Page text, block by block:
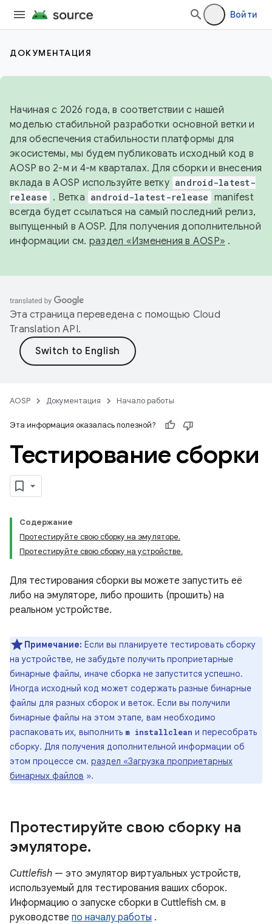
Войти
ДОКУМЕНТАЦИЯ
Начиная с 2026 года, в соответствии с нашей
моделью стабильной разработки основной ветки и
для обеспечения стабильности платформы для
экосистемы, мы будем публиковать исходный код в
AOSP во 2-м и 4-м кварталах. Для сборки и внесения
вклада в AOSP используйте ветку android-latest-
release . Ветка android-latest-release manifest
всегда будет ссылаться на самый последний релиз,
выпущенный в AOSP. Для получения дополнительной
информации см. раздел «Изменения в AOSP» .
Эта страница переведена с помощью Cloud
Translation API.
AOSP Документация Начало работы
Эта информация оказалась полезной?
Тестирование сборки
Содержание
Протестируйте свою сборку на эмуляторе.
Протестируйте свою сборку на устройстве.
Для тестирования сборки вы можете запустить её
либо на эмуляторе, либо прошить (прошить) на
реальном устройстве.
Примечание: Если вы планируете тестировать сборку
на устройстве, не забудьте получить проприетарные
бинарные файлы, иначе сборка не запустится успешно.
Иногда исходный код может содержать разные бинарные
файлы для разных сборок и веток. Если вы получили
бинарные файлы на этом этапе, вам необходимо
распаковать их, выполнить m installclean и пересобрать
сборку. Для получения дополнительной информации об
этом процессе см. раздел «Загрузка проприетарных
бинарных файлов ».
Протестируйте свою сборку на
эмуляторе.
Cuttlefish — это эмулятор виртуальных устройств,
используемый для тестирования ваших сборок.
Информацию о запуске сборки в Cuttlefish см. в
руководстве по началу работы .